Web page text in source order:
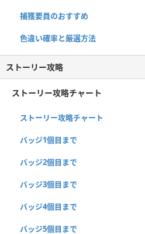
捕獲要員のおすすめ
色違い確率と厳選方法
ストーリー攻略
ストーリー攻略チャート
ストーリー攻略チャート
バッジ1個目まで
バッジ2個目まで
バッジ3個目まで
バッジ4個目まで
バッジ5個目まで